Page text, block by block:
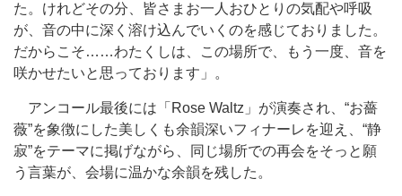
た。けれどその分、皆さまお一人おひとりの気配や呼吸
が、音の中に深く溶け込んでいくのを感じておりました。
だからこそ……わたくしは、この場所で、もう一度、音を
咲かせたいと思っております」。
アンコール最後には「Rose Waltz」が演奏され、“お薔
薇”を象徴にした美しくも余韻深いフィナーレを迎え、“静
寂”をテーマに掲げながら、同じ場所での再会をそっと願
う言葉が、会場に温かな余韻を残した。